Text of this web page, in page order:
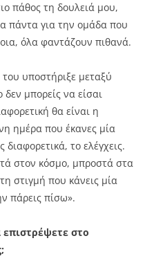
πάθος τη δουλειά μου,
πάντα για την ομάδα που
όλα φαντάζουν πιθανά.
υποστήριξε μεταξύ
μπορείς να είσαι
θα είναι η
ημέρα που έκανες μία
το ελέγχεις.
στον κόσμο, μπροστά στα
στιγμή που κάνεις μία
πάρεις πίσω».
επιστρέψετε στο